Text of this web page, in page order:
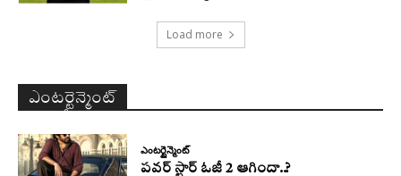
Load more
ఎంటర్టైన్మెంట్
ఎంటర్టైన్మెంట్
పవర్ స్టార్ ఓజీ 2 ఆగిందా..?